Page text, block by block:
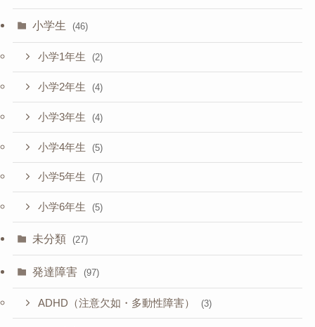
小学生 (46)
小学1年生 (2)
小学2年生 (4)
小学3年生 (4)
小学4年生 (5)
小学5年生 (7)
小学6年生 (5)
未分類 (27)
発達障害 (97)
ADHD（注意欠如・多動性障害） (3)